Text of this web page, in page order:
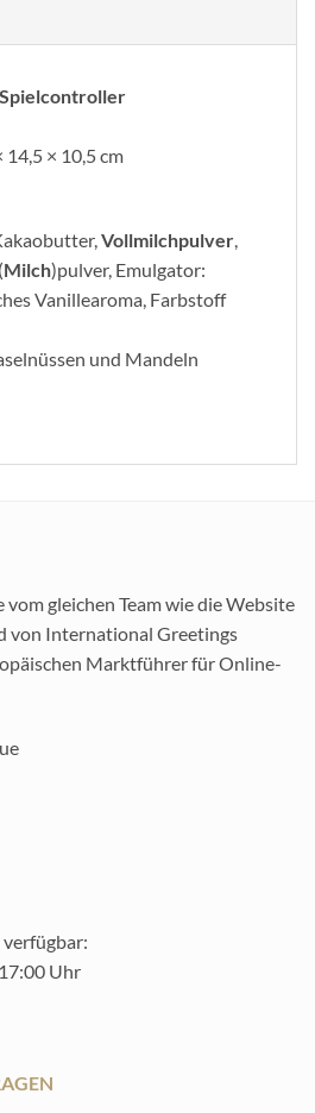
14,5 × 10,5 cm
Vollmilchpulver,
Milch)pulver, Emulgator:
Vanillearoma, Farbstoff
und Mandeln
vom gleichen Team wie die Website
von International Greetings
Marktführer für Online-
Uhr